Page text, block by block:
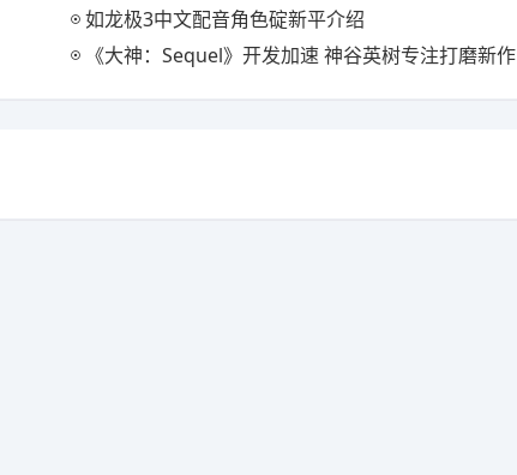
如龙极3中文配音角色碇新平介绍
《大神：Sequel》开发加速 神谷英树专注打磨新作